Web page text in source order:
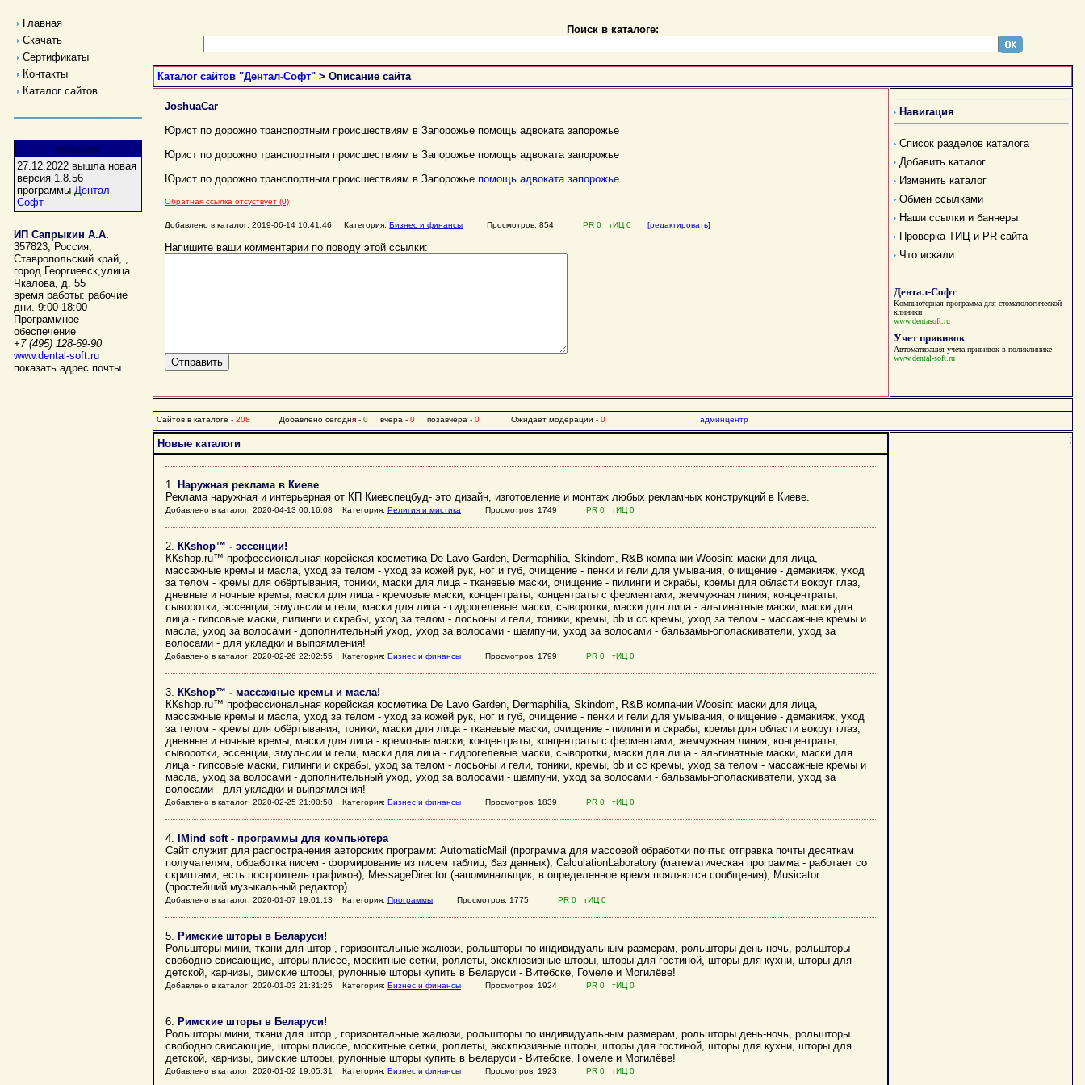
Главная
Скачать
Сертификаты
Контакты
Каталог сайтов
Новости
27.12.2022 вышла новая
версия 1.8.56
программы Дентал-
Софт
ИП Сапрыкин А.А.
357823, Россия,
Ставропольский край, ,
город Георгиевск,улица
Чкалова, д. 55
время работы: рабочие
дни. 9:00-18:00
Программное
обеспечение
+7 (495) 128-69-90
www.dental-soft.ru
показать адрес почты...
Поиск в каталоге:
Каталог сайтов "Дентал-Софт" > Описание сайта
JoshuaCar
Юрист по дорожно транспортным происшествиям в Запорожье помощь адвоката запорожье
Юрист по дорожно транспортным происшествиям в Запорожье помощь адвоката запорожье
Юрист по дорожно транспортным происшествиям в Запорожьепомощь адвоката запорожье
Обратная ссылка отсуствует (0)
Добавлено в каталог: 2019-06-14 10:41:46 Категория:Бизнес и финансы Просмотров: 854 PR 0 тИЦ 0 [редактировать]
Напишите ваши комментарии по поводу этой ссылки:
Навигация
Список разделов каталога
Добавить каталог
Изменить каталог
Обмен ссылками
Наши ссылки и баннеры
Проверка ТИЦ и PR сайта
Что искали
Дентал-Софт
Компьютерная программа для стоматологической
клиники
www.dentasoft.ru
Учет прививок
Автоматизация учета прививок в поликлинике
www.dental-soft.ru
Сайтов в каталоге - 208 Добавлено сегодня - 0 вчера - 0 позавчера - 0 Ожидает модерации - 0 админцентр
Новые каталоги
1. Наружная реклама в Киеве
Реклама наружная и интерьерная от КП Киевспецбуд- это дизайн, изготовление и монтаж любых рекламных конструкций в Киеве.
Добавлено в каталог: 2020-04-13 00:16:08 Категория: Религия и мистика Просмотров: 1749 PR 0 тИЦ 0
2. ККshop™ - эссенции!
ККshop.ru™ профессиональная корейская косметика De Lavo Garden, Dermaphilia, Skindom, R&B компании Woosin: маски для лица,
массажные кремы и масла, уход за телом - уход за кожей рук, ног и губ, очищение - пенки и гели для умывания, очищение - демакияж, уход
за телом - кремы для обёртывания, тоники, маски для лица - тканевые маски, очищение - пилинги и скрабы, кремы для области вокруг глаз,
дневные и ночные кремы, маски для лица - кремовые маски, концентраты, концентраты с ферментами, жемчужная линия, концентраты,
сыворотки, эссенции, эмульсии и гели, маски для лица - гидрогелевые маски, сыворотки, маски для лица - альгинатные маски, маски для
лица - гипсовые маски, пилинги и скрабы, уход за телом - лосьоны и гели, тоники, кремы, bb и cc кремы, уход за телом - массажные кремы и
масла, уход за волосами - дополнительный уход, уход за волосами - шампуни, уход за волосами - бальзамы-ополаскиватели, уход за
волосами - для укладки и выпрямления!
Добавлено в каталог: 2020-02-26 22:02:55 Категория: Бизнес и финансы Просмотров: 1799 PR 0 тИЦ 0
3. ККshop™ - массажные кремы и масла!
ККshop.ru™ профессиональная корейская косметика De Lavo Garden, Dermaphilia, Skindom, R&B компании Woosin: маски для лица,
массажные кремы и масла, уход за телом - уход за кожей рук, ног и губ, очищение - пенки и гели для умывания, очищение - демакияж, уход
за телом - кремы для обёртывания, тоники, маски для лица - тканевые маски, очищение - пилинги и скрабы, кремы для области вокруг глаз,
дневные и ночные кремы, маски для лица - кремовые маски, концентраты, концентраты с ферментами, жемчужная линия, концентраты,
сыворотки, эссенции, эмульсии и гели, маски для лица - гидрогелевые маски, сыворотки, маски для лица - альгинатные маски, маски для
лица - гипсовые маски, пилинги и скрабы, уход за телом - лосьоны и гели, тоники, кремы, bb и cc кремы, уход за телом - массажные кремы и
масла, уход за волосами - дополнительный уход, уход за волосами - шампуни, уход за волосами - бальзамы-ополаскиватели, уход за
волосами - для укладки и выпрямления!
Добавлено в каталог: 2020-02-25 21:00:58 Категория: Бизнес и финансы Просмотров: 1839 PR 0 тИЦ 0
4.
IMind soft - программы для компьютера
Сайт служит для распостранения авторских программ: AutomaticMail (программа для массовой обработки почты: отправка почты десяткам
получателям, обработка писем - формирование из писем таблиц, баз данных); CalculationLaboratory (математическая программа - работает со
скриптами, есть построитель графиков); MessageDirector (напоминальщик, в определенное время пояляются сообщения); Musicator
(простейший музыкальный редактор).
Добавлено в каталог: 2020-01-07 19:01:13 Категория: Программы Просмотров: 1775 PR 0 тИЦ 0
5. Римские шторы в Беларуси!
Рольшторы мини, ткани для штор , горизонтальные жалюзи, рольшторы по индивидуальным размерам, рольшторы день-ночь, рольшторы
свободно свисающие, шторы плиссе, москитные сетки, роллеты, эксклюзивные шторы, шторы для гостиной, шторы для кухни, шторы для
детской, карнизы, римские шторы, рулонные шторы купить в Беларуси - Витебске, Гомеле и Могилёве!
Добавлено в каталог: 2020-01-03 21:31:25 Категория: Бизнес и финансы Просмотров: 1924 PR 0 тИЦ 0
6. Римские шторы в Беларуси!
Рольшторы мини, ткани для штор , горизонтальные жалюзи, рольшторы по индивидуальным размерам, рольшторы день-ночь, рольшторы
свободно свисающие, шторы плиссе, москитные сетки, роллеты, эксклюзивные шторы, шторы для гостиной, шторы для кухни, шторы для
детской, карнизы, римские шторы, рулонные шторы купить в Беларуси - Витебске, Гомеле и Могилёве!
Добавлено в каталог: 2020-01-02 19:05:31 Категория: Бизнес и финансы Просмотров: 1923 PR 0 тИЦ 0
;